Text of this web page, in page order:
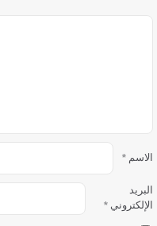
الاسم *
البريد
الإلكتروني *